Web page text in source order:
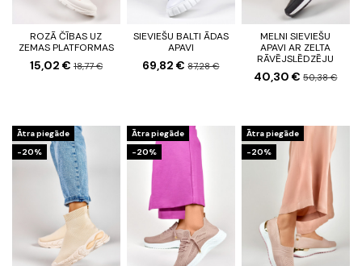
ROZĀ ČĪBAS UZ
ZEMAS PLATFORMAS
15,02 € 18,77 €
SIEVIEŠU BALTI ĀDAS
APAVI
69,82 €87,28 €
MELNI SIEVIEŠU
APAVI AR ZELTA
RĀVĒJSLĒDZĒJU
40,30 €50,38 €
Ātra piegāde
-20%
Ātra piegāde
-20%
Ātra piegāde
-20%